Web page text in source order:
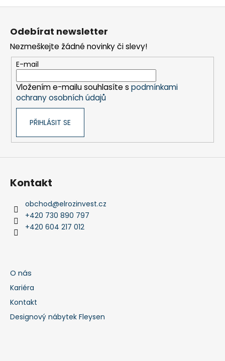
Z
Odebírat newsletter
Nezmeškejte žádné novinky či slevy!
E-mail
Vložením e-mailu souhlasíte s podmínkami
ochrany osobních údajů
PŘIHLÁSIT SE
Kontakt
obchod@elrozinvest.cz
+420 730 890 797
+420 604 217 012
O nás
Kariéra
Kontakt
Designový nábytek Fleysen